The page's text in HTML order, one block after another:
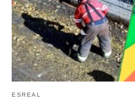
ESREAL